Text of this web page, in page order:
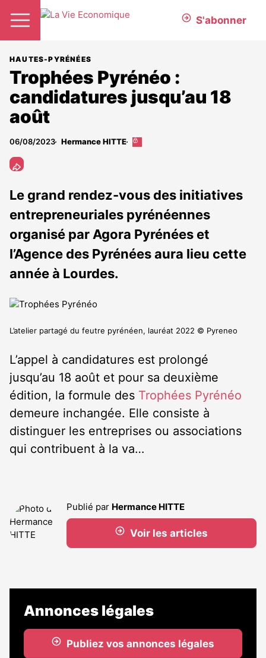
S'abonner
HAUTES-PYRÉNÉES
Trophées Pyrénéo :
candidatures jusqu’au 18
août
06/08/2023 Hermance HITTE
Cet
abonnés
Le grand rendez-vous des initiatives
entrepreneuriales pyrénéennes
organisé par Agora Pyrénées et
l’Agence des Pyrénées aura lieu cette
année à Lourdes.
L’atelier partagé du feutre pyrénéen, lauréat 2022 © Pyreneo
L’appel à candidatures est prolongé
jusqu’au 18 août et pour sa deuxième
édition, la formule des Trophées Pyrénéo
demeure inchangée. Elle consiste à
distinguer les entreprises ou associations
qui contribuent à la va…
Publié par Hermance HITTE
Voir les articles
Annonces légales
Publiez vos annonces légales